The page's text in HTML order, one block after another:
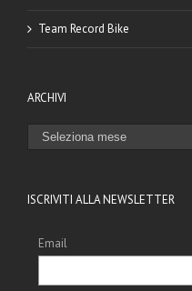
Team Record Bike
ARCHIVI
ARCHIVI
ISCRIVITI ALLA NEWSLETTER
Email